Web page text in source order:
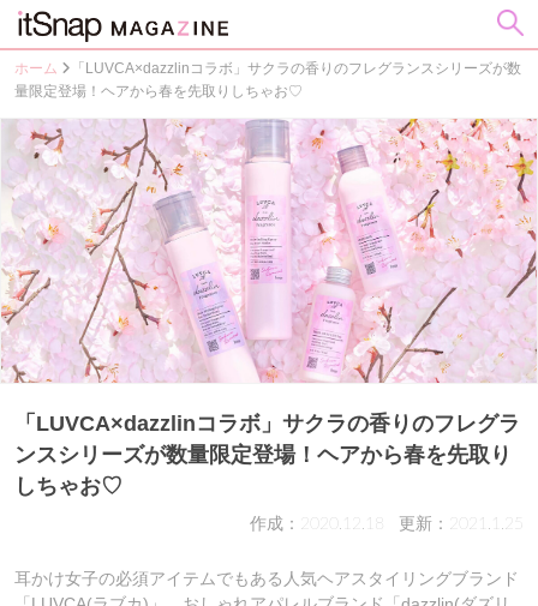
ホーム
「LUVCA×dazzlinコラボ」サクラの香りのフレグランスシリーズが数
量限定登場！ヘアから春を先取りしちゃお♡
「LUVCA×dazzlinコラボ」サクラの香りのフレグラ
ンスシリーズが数量限定登場！ヘアから春を先取り
しちゃお♡
作成：2020.12.18 更新：2021.1.25
耳かけ女子の必須アイテムでもある人気ヘアスタイリングブランド